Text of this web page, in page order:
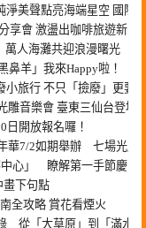
淨美聲點亮海端星空 國際
享會 激盪出咖啡旅遊新思
人海灘共迎浪漫曙光
鼻羊」我來Happy啦！
小旅行 不只「撿廢」更要
音樂會 臺東三仙台登場
日開放報名囉！
華7/2如期舉辦 七場光雕
中心」 瞭解第一手節慶、
畫下句點
全攻略 賞花看煙火
從「大草原」到「滿水